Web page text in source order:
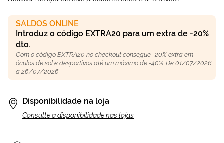
SALDOS ONLINE
Introduz o código EXTRA20 para um extra de -20%
dto.
Com o código EXTRA20 no checkout consegue -20% extra em
óculos de sol e desportivos até um máximo de -40%. De 01/07/2026
a 26/07/2026.
Disponibilidade na loja
Consulte a disponibilidade nas lojas